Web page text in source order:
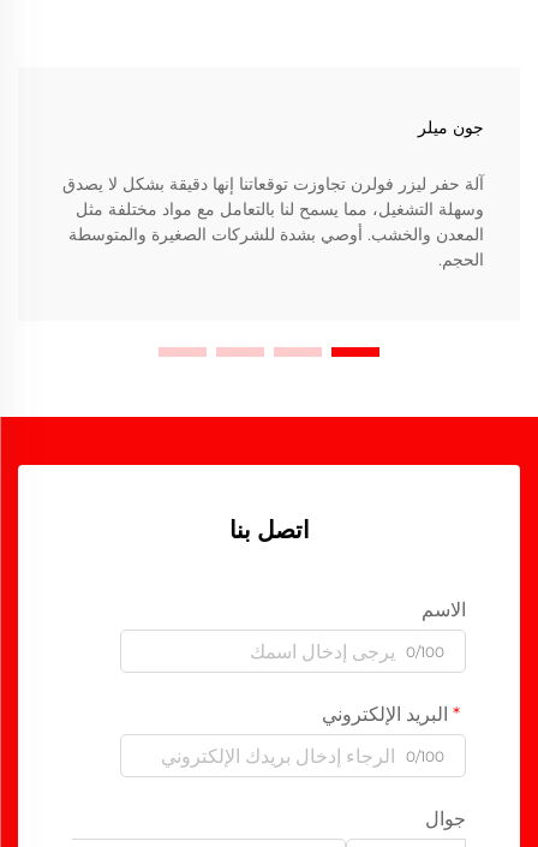
جون ميلر
آلة حفر ليزر فولرن تجاوزت توقعاتنا إنها دقيقة بشكل لا يصدق
وسهلة التشغيل، مما يسمح لنا بالتعامل مع مواد مختلفة مثل
المعدن والخشب. أوصي بشدة للشركات الصغيرة والمتوسطة
الحجم.
اتصل بنا
الاسم
0/100
البريد الإلكتروني
0/100
جوال